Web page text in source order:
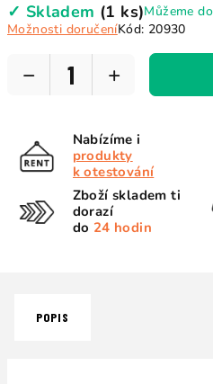
cena:
✓ Skladem (1 ks)Můžeme
Možnosti doručeníKód: 20930
+
−
Nabízíme i
produkty
k otestování
Zboží skladem ti
dorazí
do 24 hodin
POPIS